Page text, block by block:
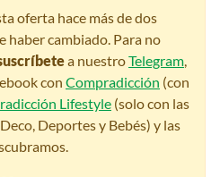
oferta hace más de dos
haber cambiado. Para no
a nuestroTelegram
con Compradicción (con
Lifestyle (solo con las
Deportes y Bebés) y las